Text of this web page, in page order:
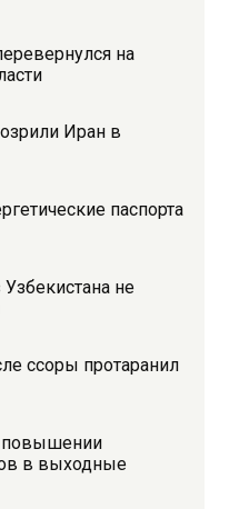
на
Иран в
паспорта
не
ссоры протаранил
повышении
в выходные